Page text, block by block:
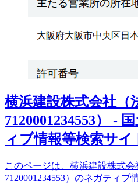
横浜建設株式会社（
7120001234553） -
ィブ情報等検索サイ
このページは、横浜建設株式
7120001234553）のネガティ